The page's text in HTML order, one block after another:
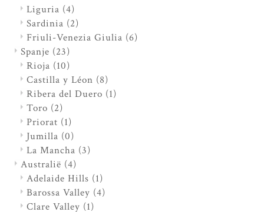
Liguria (4)
Sardinia (2)
Friuli-Venezia Giulia (6)
Spanje (23)
Rioja (10)
Castilla y Léon (8)
Ribera del Duero (1)
Toro (2)
Priorat (1)
Jumilla (0)
La Mancha (3)
Australië (4)
Adelaide Hills (1)
Barossa Valley (4)
Clare Valley (1)